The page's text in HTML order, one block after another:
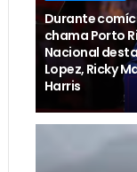
Durante
chama Porto
Nacional
Lopez, Ricky
Harris